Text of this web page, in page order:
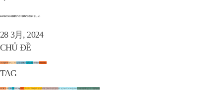
2023 年 10 月 10 日の国家デジタル変革の日を祝いましょう
28 3月, 2024
CHỦ ĐỀ
Uncategorized0イベント12会社の活動7日系企業0未分類0研修活動4
TAG
HUTECHUEFVJDVJPVJP GroupVJPCヴィディマーケティングベトジャパンデジタルベトジャパンパートナーベトナム日本ビジネス協力支援